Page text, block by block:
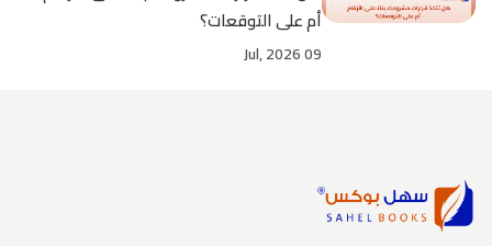
أم على التوقعات؟
09 Jul, 2026